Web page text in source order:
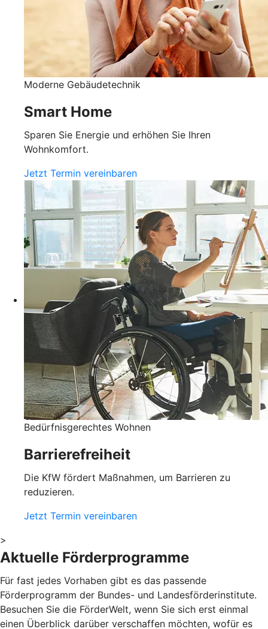
Moderne Gebäudetechnik
Smart Home
Sparen Sie Energie und erhöhen Sie Ihren
Wohnkomfort.
Jetzt Termin vereinbaren
Bedürfnisgerechtes Wohnen
Barrierefreiheit
Die KfW fördert Maßnahmen, um Barrieren zu
reduzieren.
Jetzt Termin vereinbaren
>
Aktuelle Förderprogramme
Für fast jedes Vorhaben gibt es das passende
Förderprogramm der Bundes- und Landesförderinstitute.
Besuchen Sie die FörderWelt, wenn Sie sich erst einmal
einen Überblick darüber verschaffen möchten, wofür es